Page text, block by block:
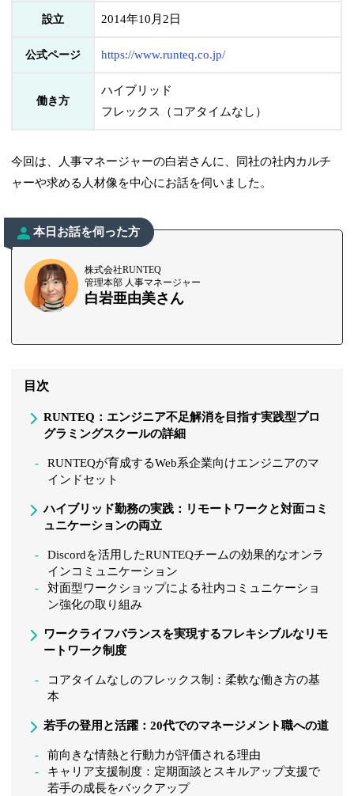
設立 2014年10月2日
公式ページ https://www.runteq.co.jp/
働き方
ハイブリッド
フレックス（コアタイムなし）
今回は、人事マネージャーの白岩さんに、同社の社内カルチ
ャーや求める人材像を中心にお話を伺いました。
本日お話を伺った方
株式会社RUNTEQ
管理本部 人事マネージャー
白岩亜由美さん
目次
RUNTEQ：エンジニア不足解消を目指す実践型プロ
グラミングスクールの詳細
RUNTEQが育成するWeb系企業向けエンジニアのマ
インドセット
ハイブリッド勤務の実践：リモートワークと対面コミ
ュニケーションの両立
Discordを活用したRUNTEQチームの効果的なオンラ
インコミュニケーション
対面型ワークショップによる社内コミュニケーショ
ン強化の取り組み
ワークライフバランスを実現するフレキシブルなリモ
ートワーク制度
コアタイムなしのフレックス制：柔軟な働き方の基
本
若手の登用と活躍：20代でのマネージメント職への道
前向きな情熱と行動力が評価される理由
キャリア支援制度：定期面談とスキルアップ支援で
若手の成長をバックアップ